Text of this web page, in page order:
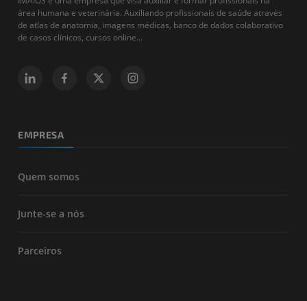
área humana e veterinária. Auxiliando profissionais de saúde através
de atlas de anatomia, imagens médicas, banco de dados colaborativo
de casos clínicos, cursos online...
EMPRESA
Quem somos
Junte-se a nós
Parceiros